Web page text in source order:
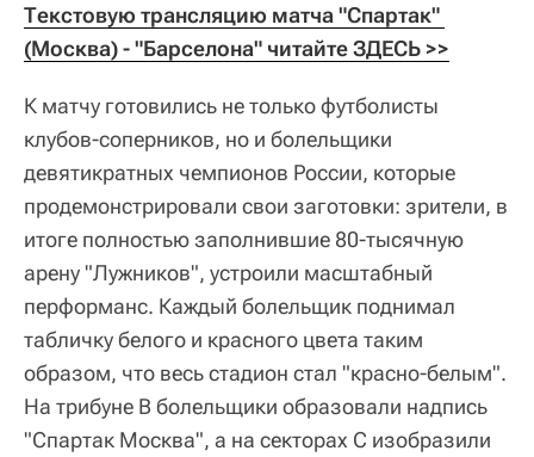
Текстовую трансляцию матча "Спартак"
(Москва) - "Барселона" читайте ЗДЕСЬ >>
К матчу готовились не только футболисты
клубов-соперников, но и болельщики
девятикратных чемпионов России, которые
продемонстрировали свои заготовки: зрители, в
итоге полностью заполнившие 80-тысячную
арену "Лужников", устроили масштабный
перформанс. Каждый болельщик поднимал
табличку белого и красного цвета таким
образом, что весь стадион стал "красно-белым".
На трибуне В болельщики образовали надпись
"Спартак Москва", а на секторах С изобразили